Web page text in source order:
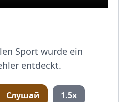
Sport wurde ein
entdeckt.
Слушай 1.5x